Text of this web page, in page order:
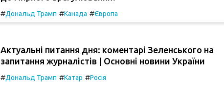
#Дональд Трамп #Канада #Європа
Актуальні питання дня: коментарі Зеленського на
запитання журналістів | Основні новини України
#Дональд Трамп #Катар #Росія